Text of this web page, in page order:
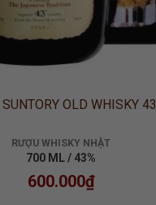
SUNTORY OLD WHISKY 43
RƯỢU WHISKY NHẬT
700 ML / 43%
600.000₫